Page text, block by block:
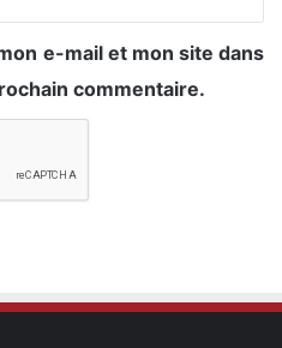
e-mail et mon site dans
commentaire.